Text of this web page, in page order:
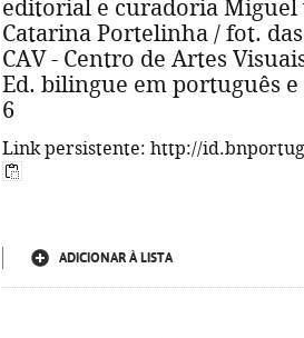
editorial e curadoria Miguel
Catarina Portelinha / fot.
CAV - Centro de Artes
Ed. bilingue em português e
6
Link persistente: http://
ADICIONAR À LISTA